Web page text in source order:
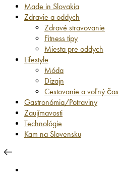
Made in Slovakia
Zdravie a oddych
Zdravé stravovanie
Fitness tipy
Miesta pre oddych
Lifestyle
Móda
Dizajn
Cestovanie a voľný čas
Gastronómia/Potraviny
Zaujímavosti
Technológie
Kam na Slovensku